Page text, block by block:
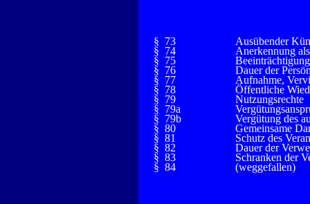
§ 73
Ausübender
§ 74
Anerkennung
§ 75
§ 76
Dauer der
§ 77
Aufnahme,
§ 78
Öffentliche
§ 79
Nutzungsrechte
§ 79a
§ 79b
Vergütung des
§ 80
Gemeinsame
§ 81
Schutz des
§ 82
Dauer der
§ 83
Schranken der
§ 84
(weggefallen)